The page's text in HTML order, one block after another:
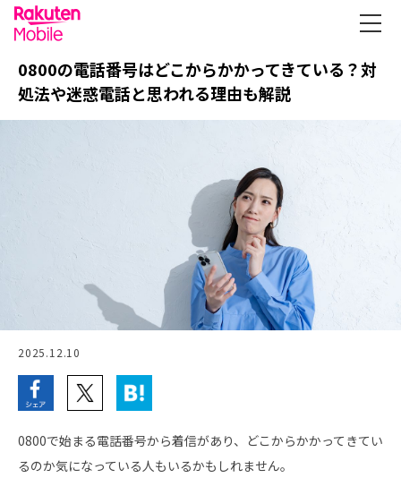
0800の電話番号はどこからかかってきている？対
処法や迷惑電話と思われる理由も解説
2025.12.10
0800で始まる電話番号から着信があり、どこからかかってきてい
るのか気になっている人もいるかもしれません。